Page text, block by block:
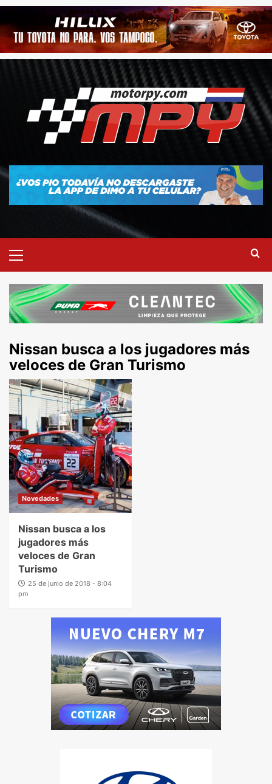
Nissan busca a los jugadores más
veloces de Gran Turismo
Novedades
Nissan busca a los
jugadores más
veloces de Gran
Turismo
25 de junio de 2018 - 8:04
pm